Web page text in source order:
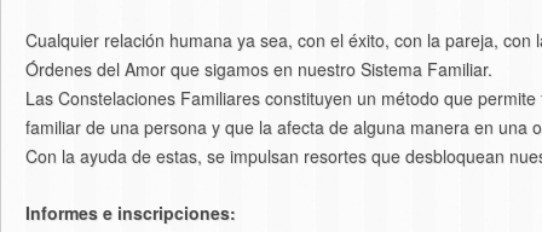
Cualquier relación humana ya sea, con el éxito, con la pareja,
Órdenes del Amor que sigamos en nuestro Sistema Familiar.
Las Constelaciones Familiares constituyen un método que
familiar de una persona y que la afecta de alguna manera en una
Con la ayuda de estas, se impulsan resortes que desbloquean
Informes e inscripciones: